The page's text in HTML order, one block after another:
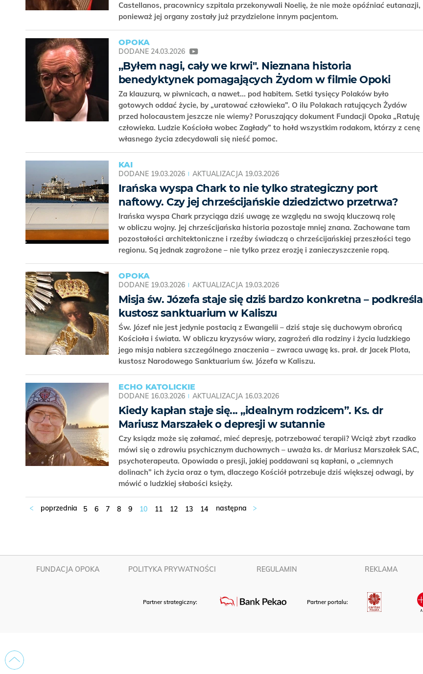
Castellanos, pracownicy szpitala przekonywali Noelię, że nie może opóźniać eutanazji,
ponieważ jej organy zostały już przydzielone innym pacjentom.
OPOKA
DODANE 24.03.2026
„Byłem nagi, cały we krwi". Nieznana historia
benedyktynek pomagających Żydom w filmie Opoki
Za klauzurą, w piwnicach, a nawet... pod habitem. Setki tysięcy Polaków było
gotowych oddać życie, by „uratować człowieka”. O ilu Polakach ratujących Żydów
przed holocaustem jeszcze nie wiemy? Poruszający dokument Fundacji Opoka „Ratuję
człowieka. Ludzie Kościoła wobec Zagłady” to hołd wszystkim rodakom, którzy z cenę
własnego życia zdecydowali się nieść pomoc.
KAI
DODANE 19.03.2026 AKTUALIZACJA 19.03.2026
Irańska wyspa Chark to nie tylko strategiczny port
naftowy. Czy jej chrześcijańskie dziedzictwo przetrwa?
Irańska wyspa Chark przyciąga dziś uwagę ze względu na swoją kluczową rolę
w obliczu wojny. Jej chrześcijańska historia pozostaje mniej znana. Zachowane tam
pozostałości architektoniczne i rzeźby świadczą o chrześcijańskiej przeszłości tego
regionu. Są jednak zagrożone – nie tylko przez erozję i zanieczyszczenie ropą.
OPOKA
DODANE 19.03.2026 AKTUALIZACJA 19.03.2026
Misja św. Józefa staje się dziś bardzo konkretna – podkreśla
kustosz sanktuarium w Kaliszu
Św. Józef nie jest jedynie postacią z Ewangelii – dziś staje się duchowym obrońcą
Kościoła i świata. W obliczu kryzysów wiary, zagrożeń dla rodziny i życia ludzkiego
jego misja nabiera szczególnego znaczenia – zwraca uwagę ks. prał. dr Jacek Plota,
kustosz Narodowego Sanktuarium św. Józefa w Kaliszu.
ECHO KATOLICKIE
DODANE 16.03.2026 AKTUALIZACJA 16.03.2026
Kiedy kapłan staje się... „idealnym rodzicem”. Ks. dr
Mariusz Marszałek o depresji w sutannie
Czy ksiądz może się załamać, mieć depresję, potrzebować terapii? Wciąż zbyt rzadko
mówi się o zdrowiu psychicznym duchownych – uważa ks. dr Mariusz Marszałek SAC,
psychoterapeuta. Opowiada o presji, jakiej poddawani są kapłani, o „ciemnych
dolinach” ich życia oraz o tym, dlaczego Kościół potrzebuje dziś większej odwagi, by
mówić o ludzkiej słabości księży.
5 6 7 8 9 10 11 12 13 14
FUNDACJA OPOKA POLITYKA PRYWATNOŚCI REGULAMIN REKLAMA
Partner strategiczny: Partner portalu: